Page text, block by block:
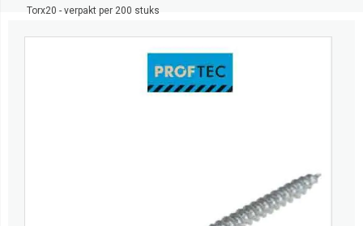
Torx20 - verpakt per 200 stuks